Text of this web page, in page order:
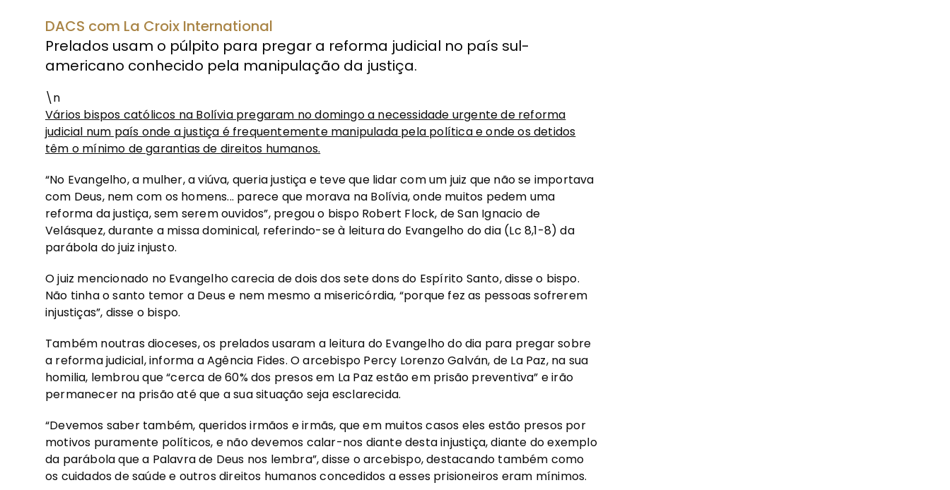
DACS com La Croix International
Prelados usam o púlpito para pregar a reforma judicial no país sul-
americano conhecido pela manipulação da justiça.
\n
Vários bispos católicos na Bolívia pregaram no domingo a necessidade urgente de reforma
judicial num país onde a justiça é frequentemente manipulada pela política e onde os detidos
têm o mínimo de garantias de direitos humanos.
“No Evangelho, a mulher, a viúva, queria justiça e teve que lidar com um juiz que não se importava
com Deus, nem com os homens... parece que morava na Bolívia, onde muitos pedem uma
reforma da justiça, sem serem ouvidos”, pregou o bispo Robert Flock, de San Ignacio de
Velásquez, durante a missa dominical, referindo-se à leitura do Evangelho do dia (Lc 8,1-8) da
parábola do juiz injusto.
O juiz mencionado no Evangelho carecia de dois dos sete dons do Espírito Santo, disse o bispo.
Não tinha o santo temor a Deus e nem mesmo a misericórdia, “porque fez as pessoas sofrerem
injustiças”, disse o bispo.
Também noutras dioceses, os prelados usaram a leitura do Evangelho do dia para pregar sobre
a reforma judicial, informa a Agência Fides. O arcebispo Percy Lorenzo Galván, de La Paz, na sua
homilia, lembrou que “cerca de 60% dos presos em La Paz estão em prisão preventiva” e irão
permanecer na prisão até que a sua situação seja esclarecida.
“Devemos saber também, queridos irmãos e irmãs, que em muitos casos eles estão presos por
motivos puramente políticos, e não devemos calar-nos diante desta injustiça, diante do exemplo
da parábola que a Palavra de Deus nos lembra”, disse o arcebispo, destacando também como
os cuidados de saúde e outros direitos humanos concedidos a esses prisioneiros eram mínimos.